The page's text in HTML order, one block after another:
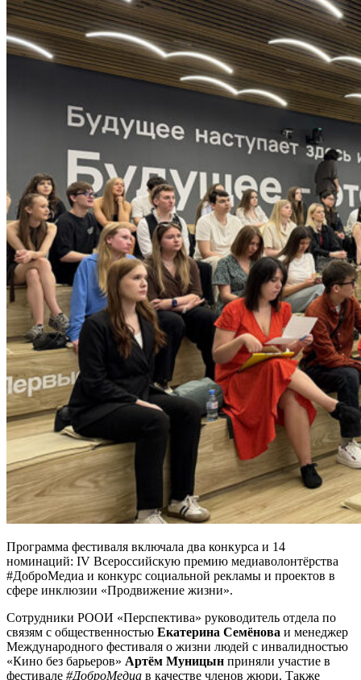
Программа фестиваля включала два конкурса и 14
номинаций: IV Всероссийскую премию медиаволонтёрства
#ДоброМедиа и конкурс социальной рекламы и проектов в
сфере инклюзии «Продвижение жизни».
Сотрудники РООИ «Перспектива» руководитель отдела по
связям с общественностью Екатерина Семёнова и менеджер
Международного фестиваля о жизни людей с инвалидностью
«Кино без барьеров» Артём Муницын приняли участие в
фестивале #ДоброМедиа в качестве членов жюри. Также